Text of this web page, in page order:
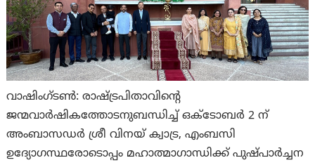
വാഷിംഗ്ടൺ: രാഷ്ട്രപിതാവിന്റെ
ജന്മവാർഷികത്തോടനുബന്ധിച്ച് ഒക്ടോബർ 2 ന്
അംബാസഡർ ശ്രീ വിനയ് ക്വാട്ര, എംബസി
ഉദ്യോഗസ്ഥരോടൊപ്പം മഹാത്മാഗാന്ധിക്ക് പുഷ്പാർച്ചന